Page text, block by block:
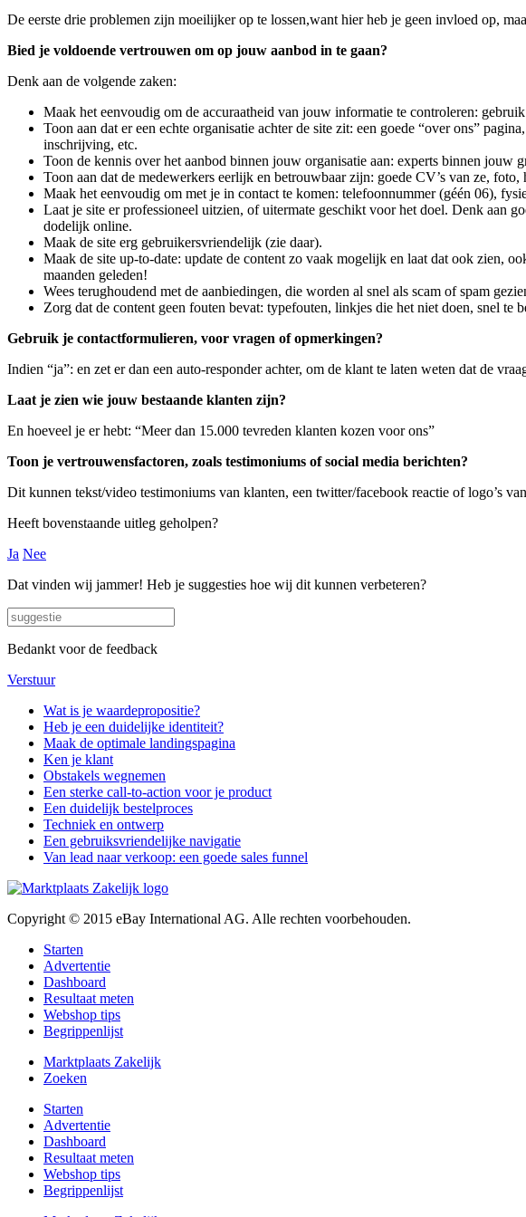
De eerste drie problemen zijn moeilijker op te lossen,want hier heb je geen invloed op,
Bied je voldoende vertrouwen om op jouw aanbod in te gaan?
Denk aan de volgende zaken:
Maak het eenvoudig om de accuraatheid van jouw informatie te controleren:
Toon aan dat er een echte organisatie achter de site zit: een goede “over ons”
inschrijving, etc.
Toon de kennis over het aanbod binnen jouw organisatie aan: experts binnen jouw
Toon aan dat de medewerkers eerlijk en betrouwbaar zijn: goede CV’s van ze, foto,
Maak het eenvoudig om met je in contact te komen: telefoonnummer (géén 06),
Laat je site er professioneel uitzien, of uitermate geschikt voor het doel. Denk aan
dodelijk online.
Maak de site erg gebruikersvriendelijk (zie daar).
Maak de site up-to-date: update de content zo vaak mogelijk en laat dat ook zien,
maanden geleden!
Wees terughoudend met de aanbiedingen, die worden al snel als scam of spam
Zorg dat de content geen fouten bevat: typefouten, linkjes die het niet doen, snel te
Gebruik je contactformulieren, voor vragen of opmerkingen?
Indien “ja”: en zet er dan een auto-responder achter, om de klant te laten weten dat de
Laat je zien wie jouw bestaande klanten zijn?
En hoeveel je er hebt: “Meer dan 15.000 tevreden klanten kozen voor ons”
Toon je vertrouwensfactoren, zoals testimoniums of social media berichten?
Dit kunnen tekst/video testimoniums van klanten, een twitter/facebook reactie of logo’s
Heeft bovenstaande uitleg geholpen?
Ja Nee
Dat vinden wij jammer! Heb je suggesties hoe wij dit kunnen verbeteren?
Bedankt voor de feedback
Verstuur
Wat is je waardepropositie?
Heb je een duidelijke identiteit?
Maak de optimale landingspagina
Ken je klant
Obstakels wegnemen
Een sterke call-to-action voor je product
Een duidelijk bestelproces
Techniek en ontwerp
Een gebruiksvriendelijke navigatie
Van lead naar verkoop: een goede sales funnel
Copyright © 2015 eBay International AG. Alle rechten voorbehouden.
Starten
Advertentie
Dashboard
Resultaat meten
Webshop tips
Begrippenlijst
Marktplaats Zakelijk
Zoeken
Starten
Advertentie
Dashboard
Resultaat meten
Webshop tips
Begrippenlijst